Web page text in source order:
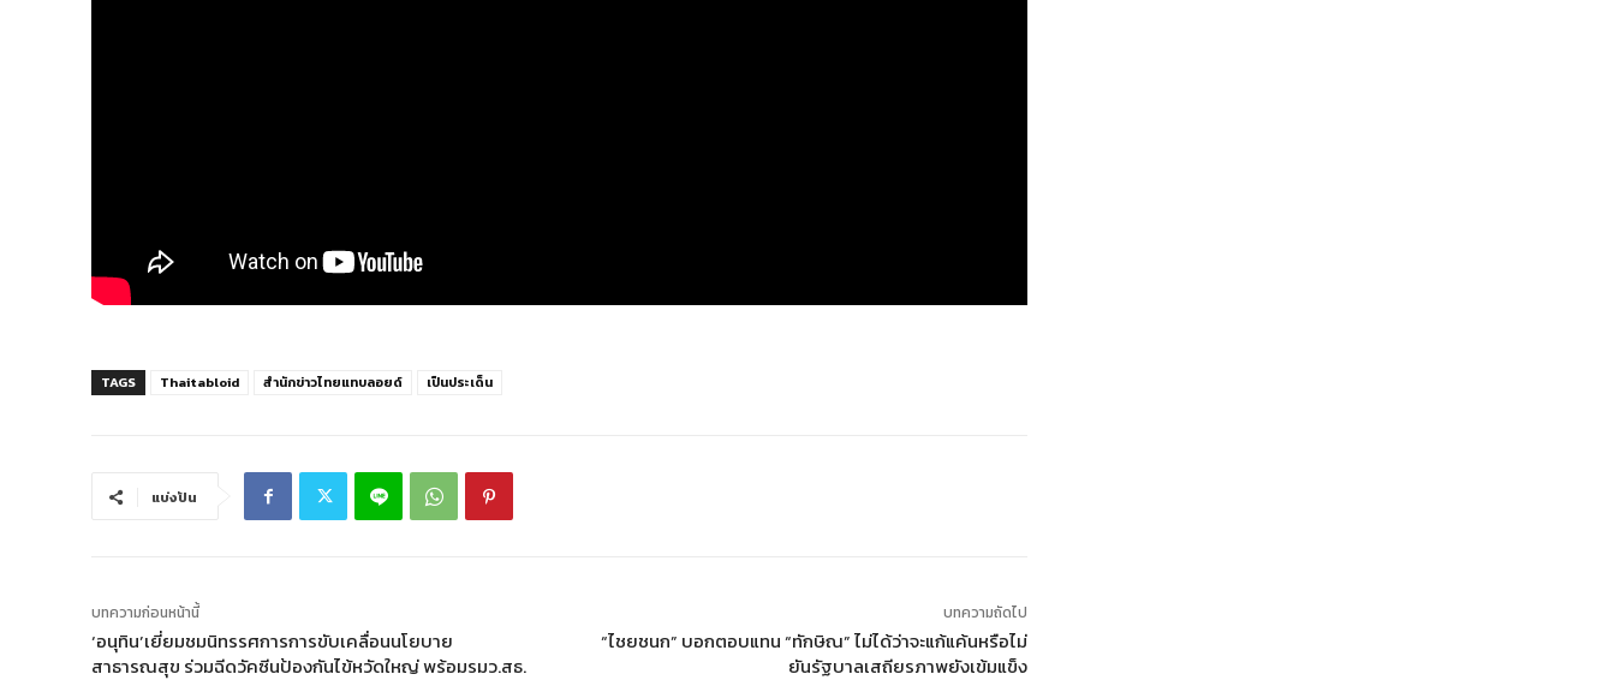
TAGS Thaitabloid สำนักข่าวไทยแทบลอยด์ เป็นประเด็น
แบ่งปัน
บทความก่อนหน้านี้
‘อนุทิน’เยี่ยมชมนิทรรศการการขับเคลื่อนนโยบาย
สาธารณสุข ร่วมฉีดวัคซีนป้องกันไข้หวัดใหญ่ พร้อมรมว.สธ.
บทความถัดไป
“ไชยชนก” บอกตอบแทน “ทักษิณ” ไม่ได้ว่าจะแก้แค้นหรือไม่
ยันรัฐบาลเสถียรภาพยังเข้มแข็ง